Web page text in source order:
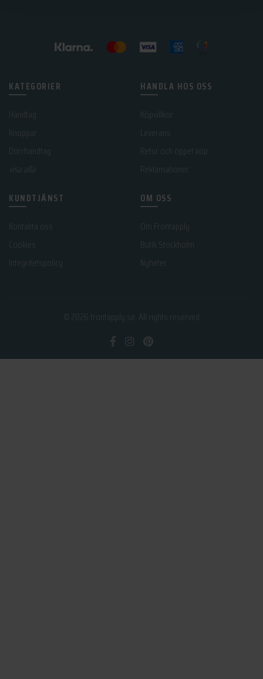
KATEGORIER
Handtag
Dörrhandtag
HANDLA HOS OSS
Retur och öppet köp
Reklamationer
KUNDTJÄNST
Kontakta oss
Integritetspolicy
OM OSS
Om Frontapply
Butik Stockholm
Nyheter
frontapply.se . All rights reserved